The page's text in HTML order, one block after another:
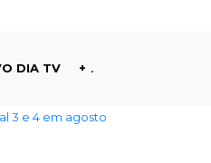
DIA TV +
inadimplência cai
4 em agosto